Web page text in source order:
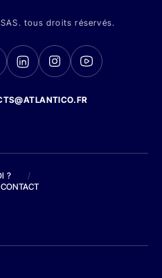
tous droits réservés.
?
/
CONTACT